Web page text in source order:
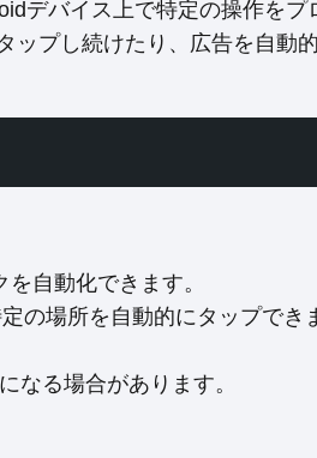
デバイス上で特定の操作をプ
ップし続けたり、広告を自動的
自動化できます。
の場所を自動的にタップでき
なる場合があります。